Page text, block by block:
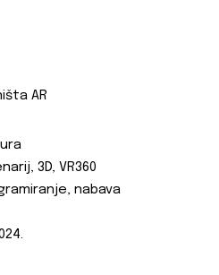
AR
3D, VR360
nabava